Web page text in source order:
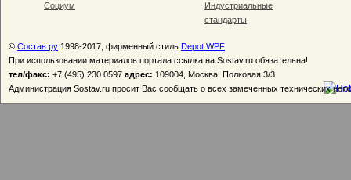
Социум
Индустриальные
стандарты
© Состав.ру 1998-2017, фирменный стиль Depot WPF
При использовании материалов портала ссылка на Sostav.ru обязательна!
тел/факс: +7 (495) 230 0597 адрес: 109004, Москва, Полковая 3/3
Администрация Sostav.ru просит Вас сообщать о всех замеченных технических